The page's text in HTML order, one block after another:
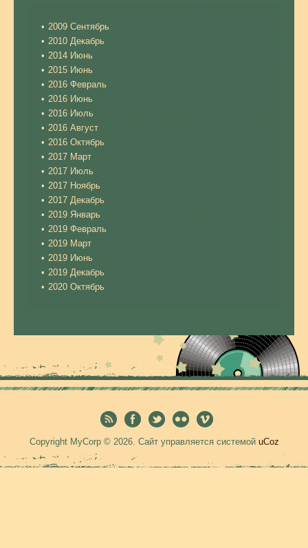
2009 Сентябрь
2010 Декабрь
2014 Июнь
2015 Июнь
2016 Февраль
2016 Июнь
2016 Июль
2016 Август
2016 Октябрь
2017 Март
2017 Июль
2017 Ноябрь
2017 Декабрь
2019 Январь
2019 Февраль
2019 Март
2019 Июнь
2019 Декабрь
2020 Октябрь
Copyright MyCorp © 2026. Сайт управляется системой uCoz